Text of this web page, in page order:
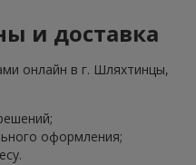
и доставка
онлайн в г. Шляхтинцы,
оформления;